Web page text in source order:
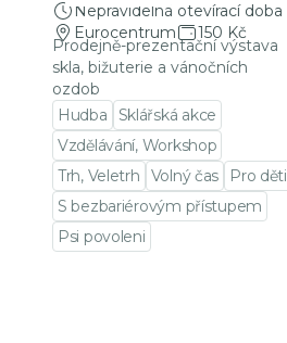
Nepravidelná otevírací doba
Eurocentrum
150 Kč
Prodejně-prezentační výstava
skla, bižuterie a vánočních
ozdob
Hudba
Sklářská akce
Vzdělávání, Workshop
Trh, Veletrh
Volný čas
Pro děti
S bezbariérovým přístupem
Psi povoleni